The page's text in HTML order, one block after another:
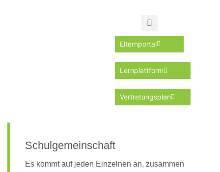
Elternportal
Lernplattform
Vertretungsplan
Schulgemeinschaft
Es kommt auf jeden Einzelnen an, zusammen